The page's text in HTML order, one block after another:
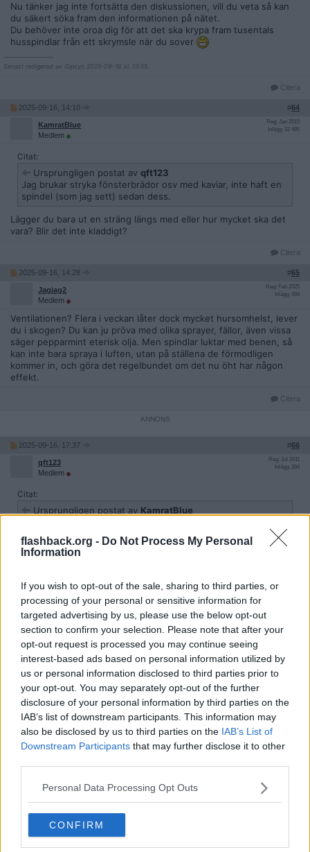
flashback.org - Do Not Process My Personal
Information
If you wish to opt-out of the sale, sharing to third parties, or
processing of your personal or sensitive information for
targeted advertising by us, please use the below opt-out
section to confirm your selection. Please note that after your
opt-out request is processed you may continue seeing
interest-based ads based on personal information utilized by
us or personal information disclosed to third parties prior to
your opt-out. You may separately opt-out of the further
disclosure of your personal information by third parties on the
IAB’s list of downstream participants. This information may
also be disclosed by us to third parties on the IAB’s List of
Downstream Participants that may further disclose it to other
Personal Data Processing Opt Outs
CONFIRM
Nu tänker jag inte fortsätta den diskussionen, vill du veta så kan
du säkert söka fram den informationen på nätet.
Du behöver inte oroa dig för att det ska krypa fram tusentals
husspindlar från ett skrymsle när du sover
Senast redigerad av Gipsyn 2025-09-16 kl. 13:55.
Citera
2025-09-16, 14:10 #64
KamratBlue
Medlem
Reg: Jan 2015
Inlägg: 32 495
Citat:
Ursprungligen postat av qft123
Jag brukar stryka fönsterbrädor osv med kaviar, inte haft en
spindel (som jag sett) sedan dess.
Lägger du bara ut en sträng längs med eller hur mycket ska det
vara? Blir det inte kladdigt?
Citera
2025-09-16, 14:28 #65
Jagjag2
Medlem
Reg: Feb 2025
Inlägg: 494
Ventilationen? Flera i veckan låter dock mycket hursomhelst, lever
du i skogen? Du kan ju pröva med olika sprayer, fällor, även vissa
säger pepparmint eterisk olja. Men spindlar luktar med benen, så
kan inte bara spraya i luften, utan på ställena de förmodligen
kommer in, och göra det regelbundet om det nu öht har någon
effekt.
Citera
2025-09-16, 17:37 #66
qft123
Medlem
Reg: Jul 2011
Inlägg: 394
Citat:
Ursprungligen postat av KamratBlue
det vara? Blir det inte kladdigt?
2025-09-17, 21:40
def321
Inlägg: 537
Citat:
Ursprungligen postat avGipsyn
Det är just det jag gör, men jag vet också skillnaden på
spindel-arter.
Husspindlar lever som sagt inte i flock, och du har bara max
ett fåtal i din bostad!
Nu tänker jag inte fortsätta den diskussionen, vill du veta så
Du behöver inte oroa dig för att det ska krypa fram tusentals
husspindlar från ett skrymsle när du sover
Lev i förnekelse!
2025-09-18, 00:27 #